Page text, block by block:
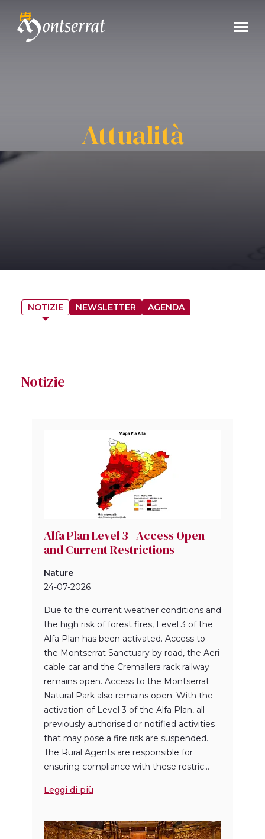
Attualità
NOTIZIE NEWSLETTER AGENDA
Notizie
Alfa Plan Level 3 | Access Open
and Current Restrictions
Nature
24-07-2026
Due to the current weather conditions and
the high risk of forest fires, Level 3 of the
Alfa Plan has been activated. Access to
the Montserrat Sanctuary by road, the Aeri
cable car and the Cremallera rack railway
remains open. Access to the Montserrat
Natural Park also remains open. With the
activation of Level 3 of the Alfa Plan, all
previously authorised or notified activities
that may pose a fire risk are suspended.
The Rural Agents are responsible for
ensuring compliance with these restric...
Leggi di più